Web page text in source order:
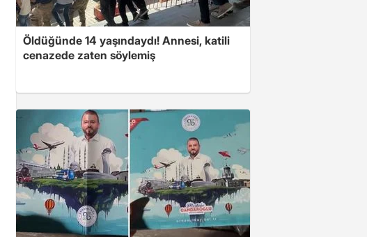
Öldüğünde 14 yaşındaydı! Annesi, katili
cenazede zaten söylemiş